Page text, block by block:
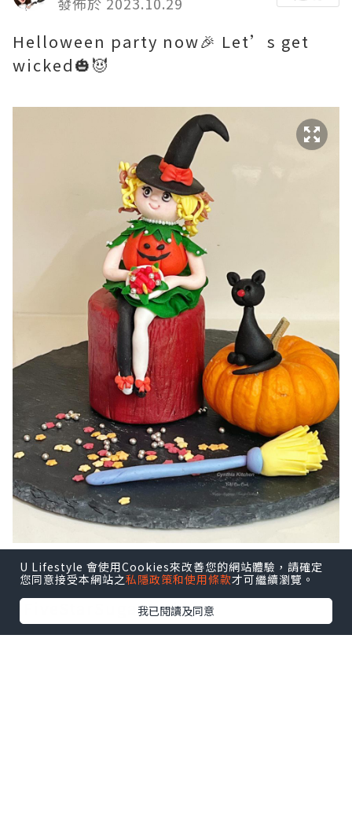
Helloween party now🎉 Let’s get
wicked🎃😈
#五星糖藝師
#FiveStarSugarArtist
#Helloween
U Lifestyle 會使用Cookies來改善您的網站體驗，請確定
您同意接受本網站之私隱政策和使用條款才可繼續瀏覽。
我已閱讀及同意